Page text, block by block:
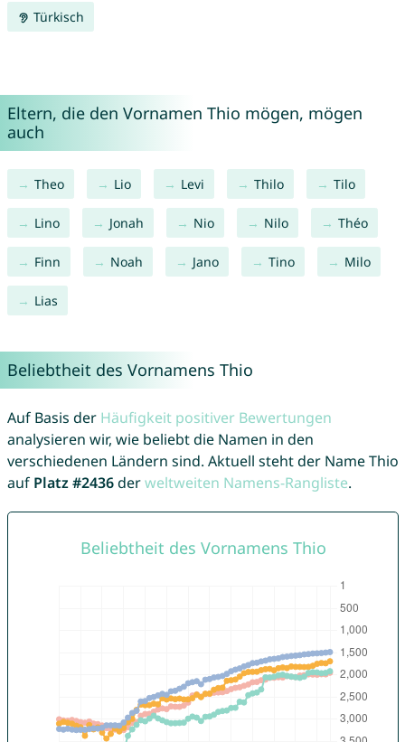
Türkisch
Eltern, die den Vornamen Thio mögen, mögen
auch
Theo Lio Levi Thilo Tilo
Lino Jonah Nio Nilo Théo
Finn Noah Jano Tino Milo
Lias
Beliebtheit des Vornamens Thio
Auf Basis der Häufigkeit positiver Bewertungen
analysieren wir, wie beliebt die Namen in den
verschiedenen Ländern sind. Aktuell steht der Name Thio
auf Platz #2436derweltweiten Namens-Rangliste.